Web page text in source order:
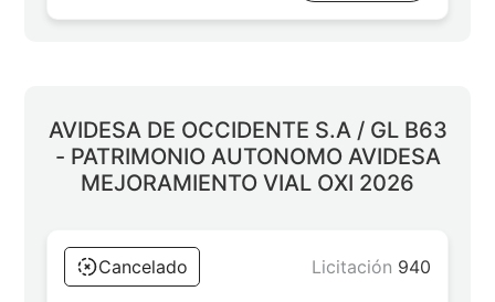
AVIDESA DE OCCIDENTE S.A / GL B63
- PATRIMONIO AUTONOMO AVIDESA
MEJORAMIENTO VIAL OXI 2026
Cancelado Licitación 940